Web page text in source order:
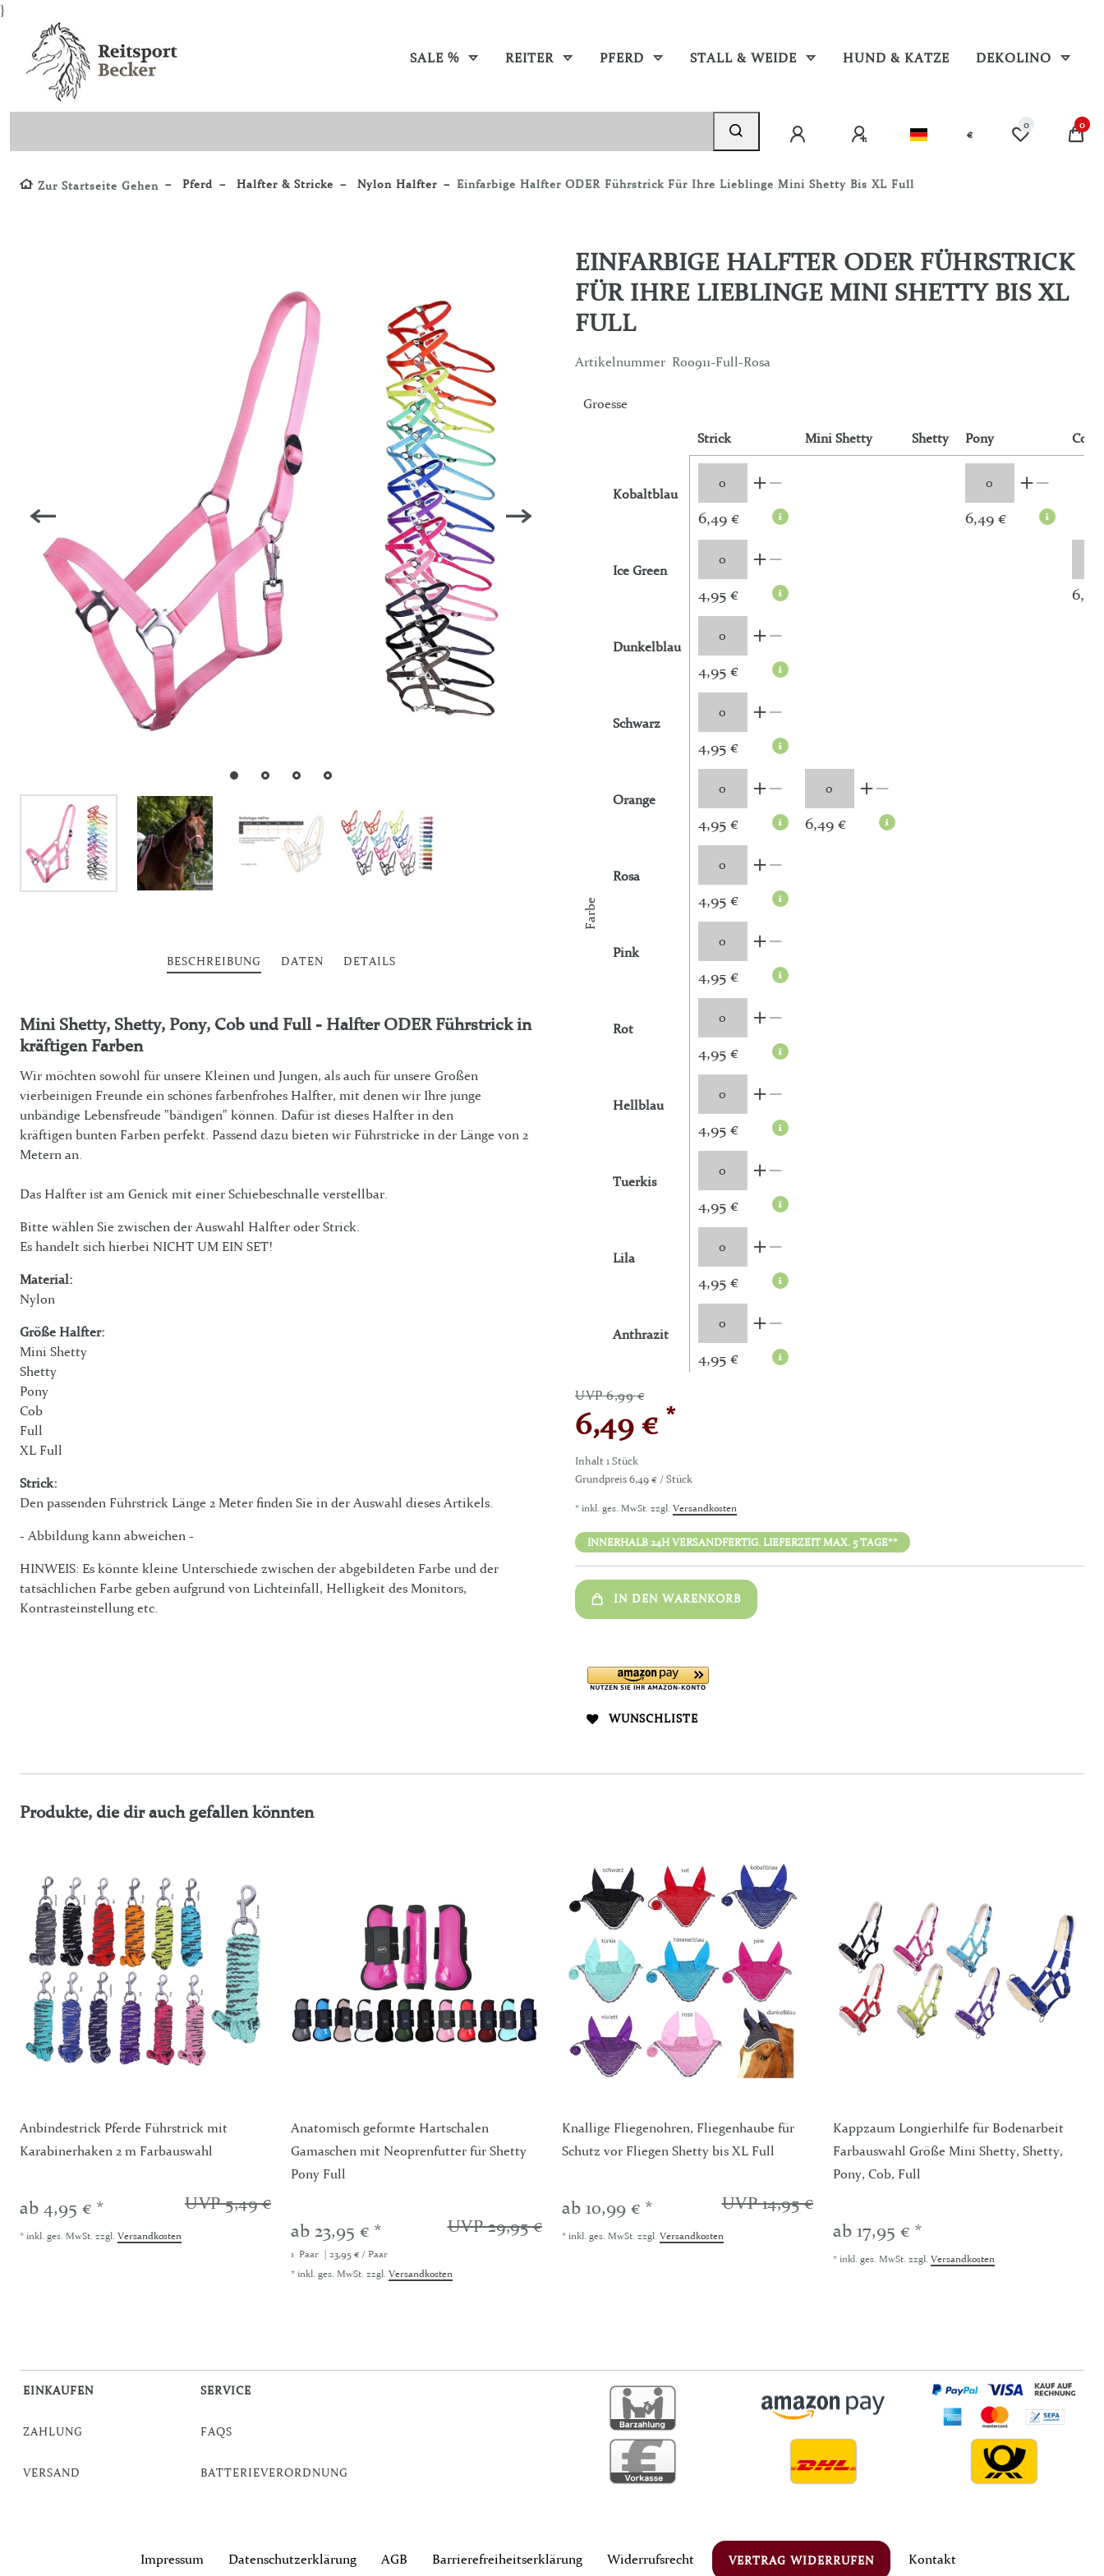
}
SALE % REITER PFERD STALL & WEIDE HUND & KATZE DEKOLINO
€
0 0
Zur Startseite Gehen Pferd Halfter & Stricke Nylon Halfter Einfarbige Halfter ODER Führstrick Für Ihre Lieblinge Mini Shetty Bis XL Full
BESCHREIBUNG DATEN DETAILS
Mini Shetty, Shetty, Pony, Cob und Full - Halfter ODER Führstrick in
kräftigen Farben
Wir möchten sowohl für unsere Kleinen und Jungen, als auch für unsere Großen
vierbeinigen Freunde ein schönes farbenfrohes Halfter, mit denen wir Ihre junge
unbändige Lebensfreude "bändigen" können. Dafür ist dieses Halfter in den
kräftigen bunten Farben perfekt. Passend dazu bieten wir Führstricke in der Länge von 2
Metern an.
Das Halfter ist am Genick mit einer Schiebeschnalle verstellbar.
Bitte wählen Sie zwischen der Auswahl Halfter oder Strick.
Es handelt sich hierbei NICHT UM EIN SET!
Material:
Nylon
Größe Halfter:
Mini Shetty
Shetty
Pony
Cob
Full
XL Full
Strick:
Den passenden Führstrick Länge 2 Meter finden Sie in der Auswahl dieses Artikels.
- Abbildung kann abweichen -
HINWEIS: Es könnte kleine Unterschiede zwischen der abgebildeten Farbe und der
tatsächlichen Farbe geben aufgrund von Lichteinfall, Helligkeit des Monitors,
Kontrasteinstellung etc.
EINFARBIGE HALFTER ODER FÜHRSTRICK
FÜR IHRE LIEBLINGE MINI SHETTY BIS XL
FULL
Artikelnummer R00911-Full-Rosa
Groesse
Strick Mini Shetty Shetty Pony Cob
Farbe
Kobaltblau
6,49 € 6,49 €
Ice Green
4,95 € 6,49
Dunkelblau
4,95 €
Schwarz
4,95 €
Orange
4,95 € 6,49 €
Rosa
4,95 €
Pink
4,95 €
Rot
4,95 €
Hellblau
4,95 €
Tuerkis
4,95 €
Lila
4,95 €
Anthrazit
4,95 €
UVP 6,99 €
6,49 € *
Inhalt1 Stück
Grundpreis6,49 € / Stück
* inkl. ges. MwSt. zzgl. Versandkosten
INNERHALB 24H VERSANDFERTIG. LIEFERZEIT MAX. 5 TAGE**
IN DEN WARENKORB
WUNSCHLISTE
Produkte, die dir auch gefallen könnten
Anbindestrick Pferde Führstrick mit
Karabinerhaken 2 m Farbauswahl
UVP 5,49 €
ab 4,95 € *
* inkl. ges. MwSt. zzgl. Versandkosten
Anatomisch geformte Hartschalen
Gamaschen mit Neoprenfutter für Shetty
Pony Full
UVP 29,95 €
ab 23,95 € *
1 Paar | 23,95 € / Paar
* inkl. ges. MwSt. zzgl. Versandkosten
Knallige Fliegenohren, Fliegenhaube für
Schutz vor Fliegen Shetty bis XL Full
UVP 14,95 €
ab 10,99 € *
* inkl. ges. MwSt. zzgl. Versandkosten
Kappzaum Longierhilfe für Bodenarbeit
Farbauswahl Größe Mini Shetty, Shetty,
Pony, Cob, Full
ab 17,95 € *
* inkl. ges. MwSt. zzgl. Versandkosten
EINKAUFEN
ZAHLUNG
VERSAND
SERVICE
FAQS
BATTERIEVERORDNUNG
Impressum Daten­schutz­erklärung AGB Barrierefreiheitserklärung Widerrufs­recht VERTRAG WIDERRUFEN Kontakt